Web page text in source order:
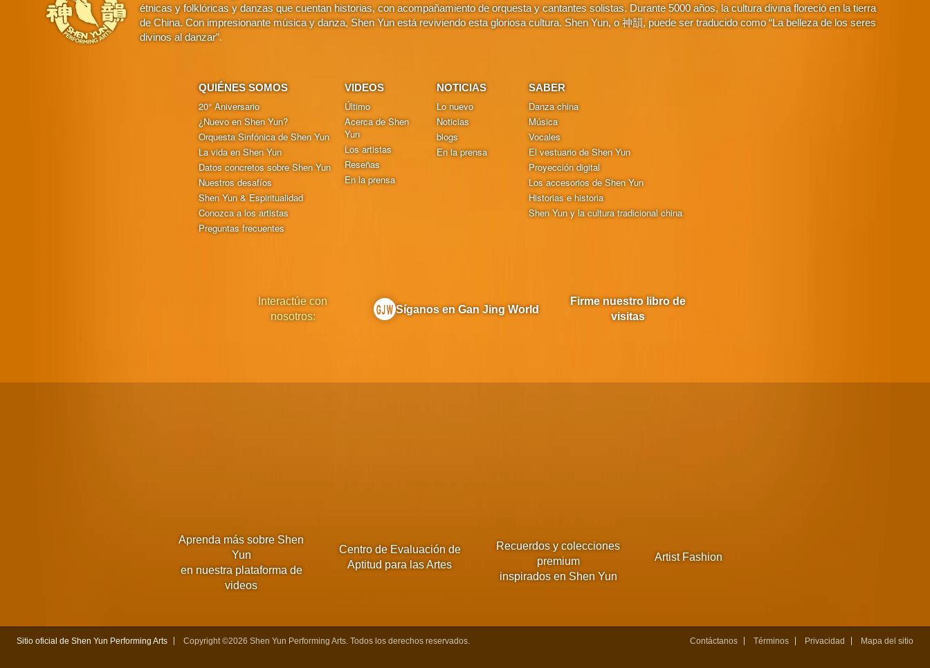
étnicas y folklóricas y danzas que cuentan historias, con acompañamiento de orquesta y cantantes solistas. Durante 5000 años, la cultura divina floreció en la tierra
de China. Con impresionante música y danza, Shen Yun está reviviendo esta gloriosa cultura. Shen Yun, o 神韻, puede ser traducido como “La belleza de los seres
divinos al danzar”.
QUIÉNES SOMOS
20° Aniversario
¿Nuevo en Shen Yun?
Orquesta Sinfónica de Shen Yun
La vida en Shen Yun
Datos concretos sobre Shen Yun
Nuestros desafíos
Shen Yun & Espiritualidad
Conozca a los artistas
Preguntas frecuentes
VIDEOS
Último
Acerca de Shen
Yun
Los artistas
Reseñas
En la prensa
NOTICIAS
Lo nuevo
Noticias
blogs
En la prensa
SABER
Danza china
Música
Vocales
El vestuario de Shen Yun
Proyección digital
Los accesorios de Shen Yun
Historias e historia
Shen Yun y la cultura tradicional china
Interactúe con
nosotros:
Síganos en Gan Jing World
Firme nuestro libro de
visitas
Aprenda más sobre Shen
Yun
en nuestra plataforma de
videos
Centro de Evaluación de
Aptitud para las Artes
Recuerdos y colecciones
premium
inspirados en Shen Yun
Artist Fashion
Sitio oficial de Shen Yun Performing Arts Copyright ©2026 Shen Yun Performing Arts. Todos los derechos reservados. Contáctanos Términos Privacidad Mapa del sitio